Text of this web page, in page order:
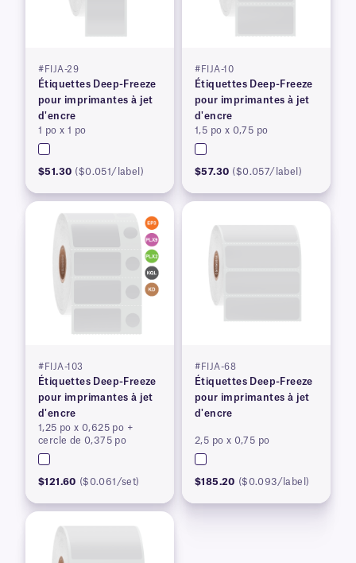
#FIJA-29
Étiquettes Deep-Freeze
pour imprimantes à jet
d'encre
1 po x 1 po
$51.30 ($0.051/label)
#FIJA-10
Étiquettes Deep-Freeze
pour imprimantes à jet
d'encre
1,5 po x 0,75 po
$57.30 ($0.057/label)
#FIJA-103
Étiquettes Deep-Freeze
pour imprimantes à jet
d'encre
1,25 po x 0,625 po +
cercle de 0,375 po
$121.60 ($0.061/set)
#FIJA-68
Étiquettes Deep-Freeze
pour imprimantes à jet
d'encre
2,5 po x 0,75 po
$185.20 ($0.093/label)